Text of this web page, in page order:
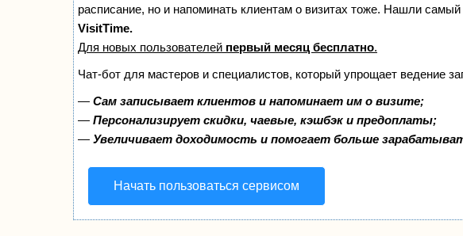
расписание, но и напоминать клиентам о визитах тоже. Нашли
VisitTime.
Для новых пользователей первый месяц бесплатно.
Чат-бот для мастеров и специалистов, который упрощает ведение
— Сам записывает клиентов и напоминает им о визите;
— Персонализирует скидки, чаевые, кэшбэк и предоплаты;
— Увеличивает доходимость и помогает больше
Начать пользоваться сервисом